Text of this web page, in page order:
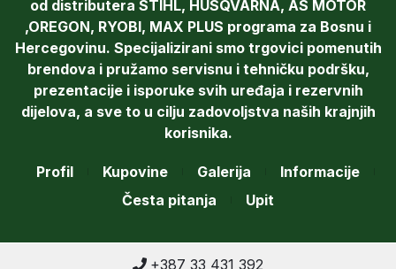
od distributera STIHL, HUSQVARNA, AS MOTOR
,OREGON, RYOBI, MAX PLUS programa za Bosnu i
Hercegovinu. Specijalizirani smo trgovici pomenutih
brendova i pružamo servisnu i tehničku podršku,
prezentacije i isporuke svih uređaja i rezervnih
dijelova, a sve to u cilju zadovoljstva naših krajnjih
korisnika.
Profil Kupovine Galerija
Informacije
Česta pitanja
Upit
+387 33 431 392